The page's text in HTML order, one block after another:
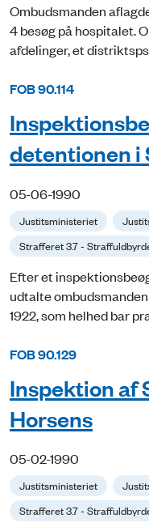
Ombudsmanden
4 besøg på hospitalet.
afdelinger, et
FOB 90.114
detentionen i
05-06-1990
Justitsministeriet
Strafferet 3.7 -
Efter et
udtalte
1922, som helhed bar
FOB 90.129
Inspektion af
Horsens
05-02-1990
Justitsministeriet
Strafferet 3.7 -